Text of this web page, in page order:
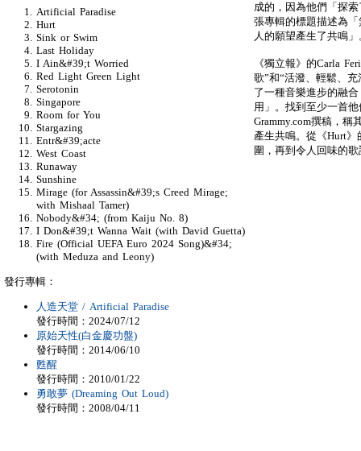
成的，因為他們「探
張專輯的標題描述為
人的願望產生了共鳴」
《獨立報》的Carla
歌”和“活潑、輕鬆、
了一種音樂進步的融
用」。找到至少一首
Grammy.com撰稿，稱
產生共鳴。從《Hurt
圍，再到令人回味的歌
Artificial Paradise
Hurt
Sink or Swim
Last Holiday
I Ain&#39;t Worried
Red Light Green Light
Serotonin
Singapore
Room for You
Stargazing
Entr&#39;acte
West Coast
Runaway
Sunshine
Mirage (for Assassin&#39;s Creed Mirage;
with Mishaal Tamer)
Nobody&#34; (from Kaiju No. 8)
I Don&#39;t Wanna Wait (with David Guetta)
Fire (Official UEFA Euro 2024 Song)&#34;
(with Meduza and Leony)
發行專輯：
人造天堂 / Artificial Paradise
發行時間：2024/07/12
原始天性(白金慶功盤)
發行時間：2014/06/10
甦醒
發行時間：2010/01/22
勇敢夢 (Dreaming Out Loud)
發行時間：2008/04/11